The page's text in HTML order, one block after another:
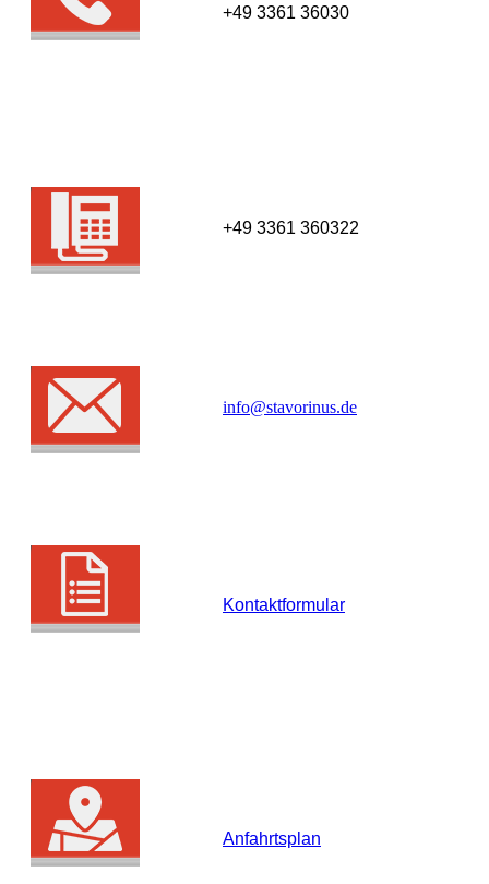
+49 3361 36030
+49 3361 360322
info@stavorinus.de
Kontaktformular
Anfahrtsplan